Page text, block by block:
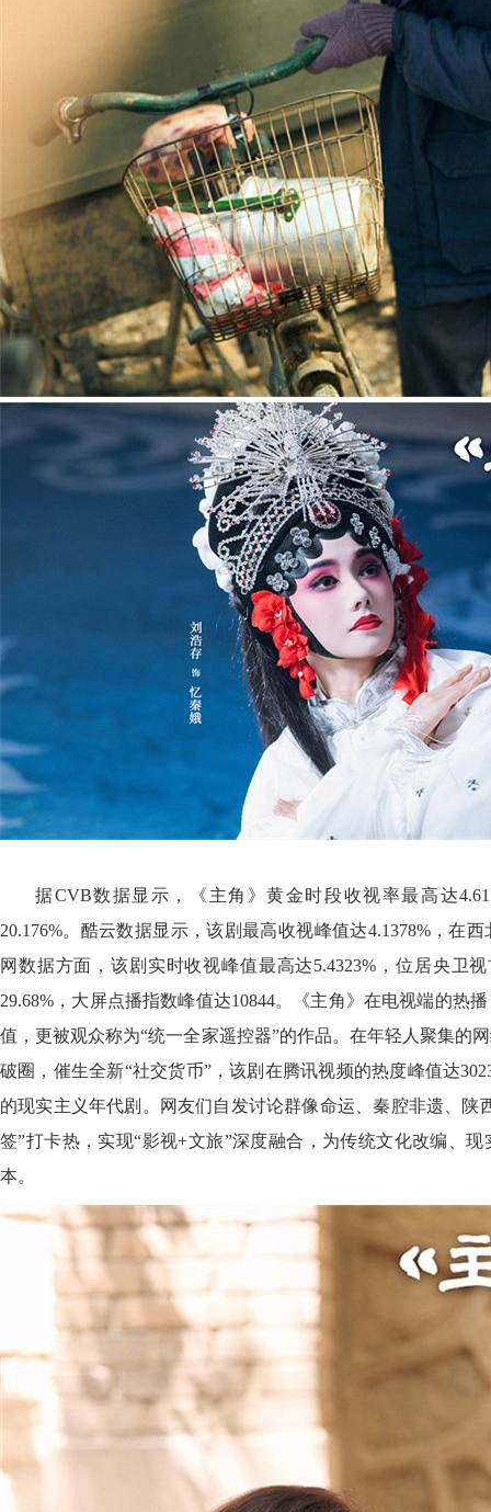
据CVB数据显示，《主角》黄金时段收视率最高达
20.176%。酷云数据显示，该剧最高收视峰值达4.1378%，在
网数据方面，该剧实时收视峰值最高达5.4323%，位居央卫
29.68%，大屏点播指数峰值达10844。《主角》在电视端的热
值，更被观众称为“统一全家遥控器”的作品。在年轻人聚集的
破圈，催生全新“社交货币”，该剧在腾讯视频的热度峰值达
的现实主义年代剧。网友们自发讨论群像命运、秦腔非遗、陕
签”打卡热，实现“影视+文旅”深度融合，为传统文化改编、
本。